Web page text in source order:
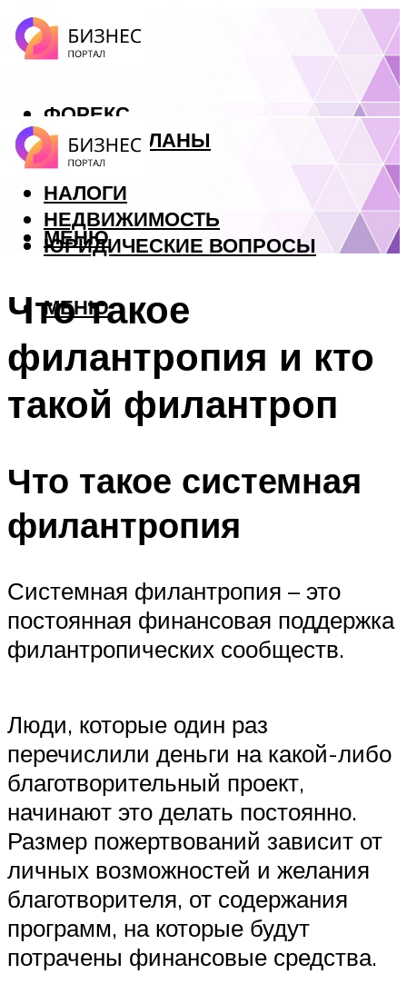
ФОРЕКС
БИЗНЕС ПЛАНЫ
КРЕДИТЫ
НАЛОГИ
НЕДВИЖИМОСТЬ
ЮРИДИЧЕСКИЕ ВОПРОСЫ
МЕНЮ
МЕНЮ
Что такое
филантропия и кто
такой филантроп
Что такое системная
филантропия
Системная филантропия – это
постоянная финансовая поддержка
филантропических сообществ.
Люди, которые один раз
перечислили деньги на какой-либо
благотворительный проект,
начинают это делать постоянно.
Размер пожертвований зависит от
личных возможностей и желания
благотворителя, от содержания
программ, на которые будут
потрачены финансовые средства.